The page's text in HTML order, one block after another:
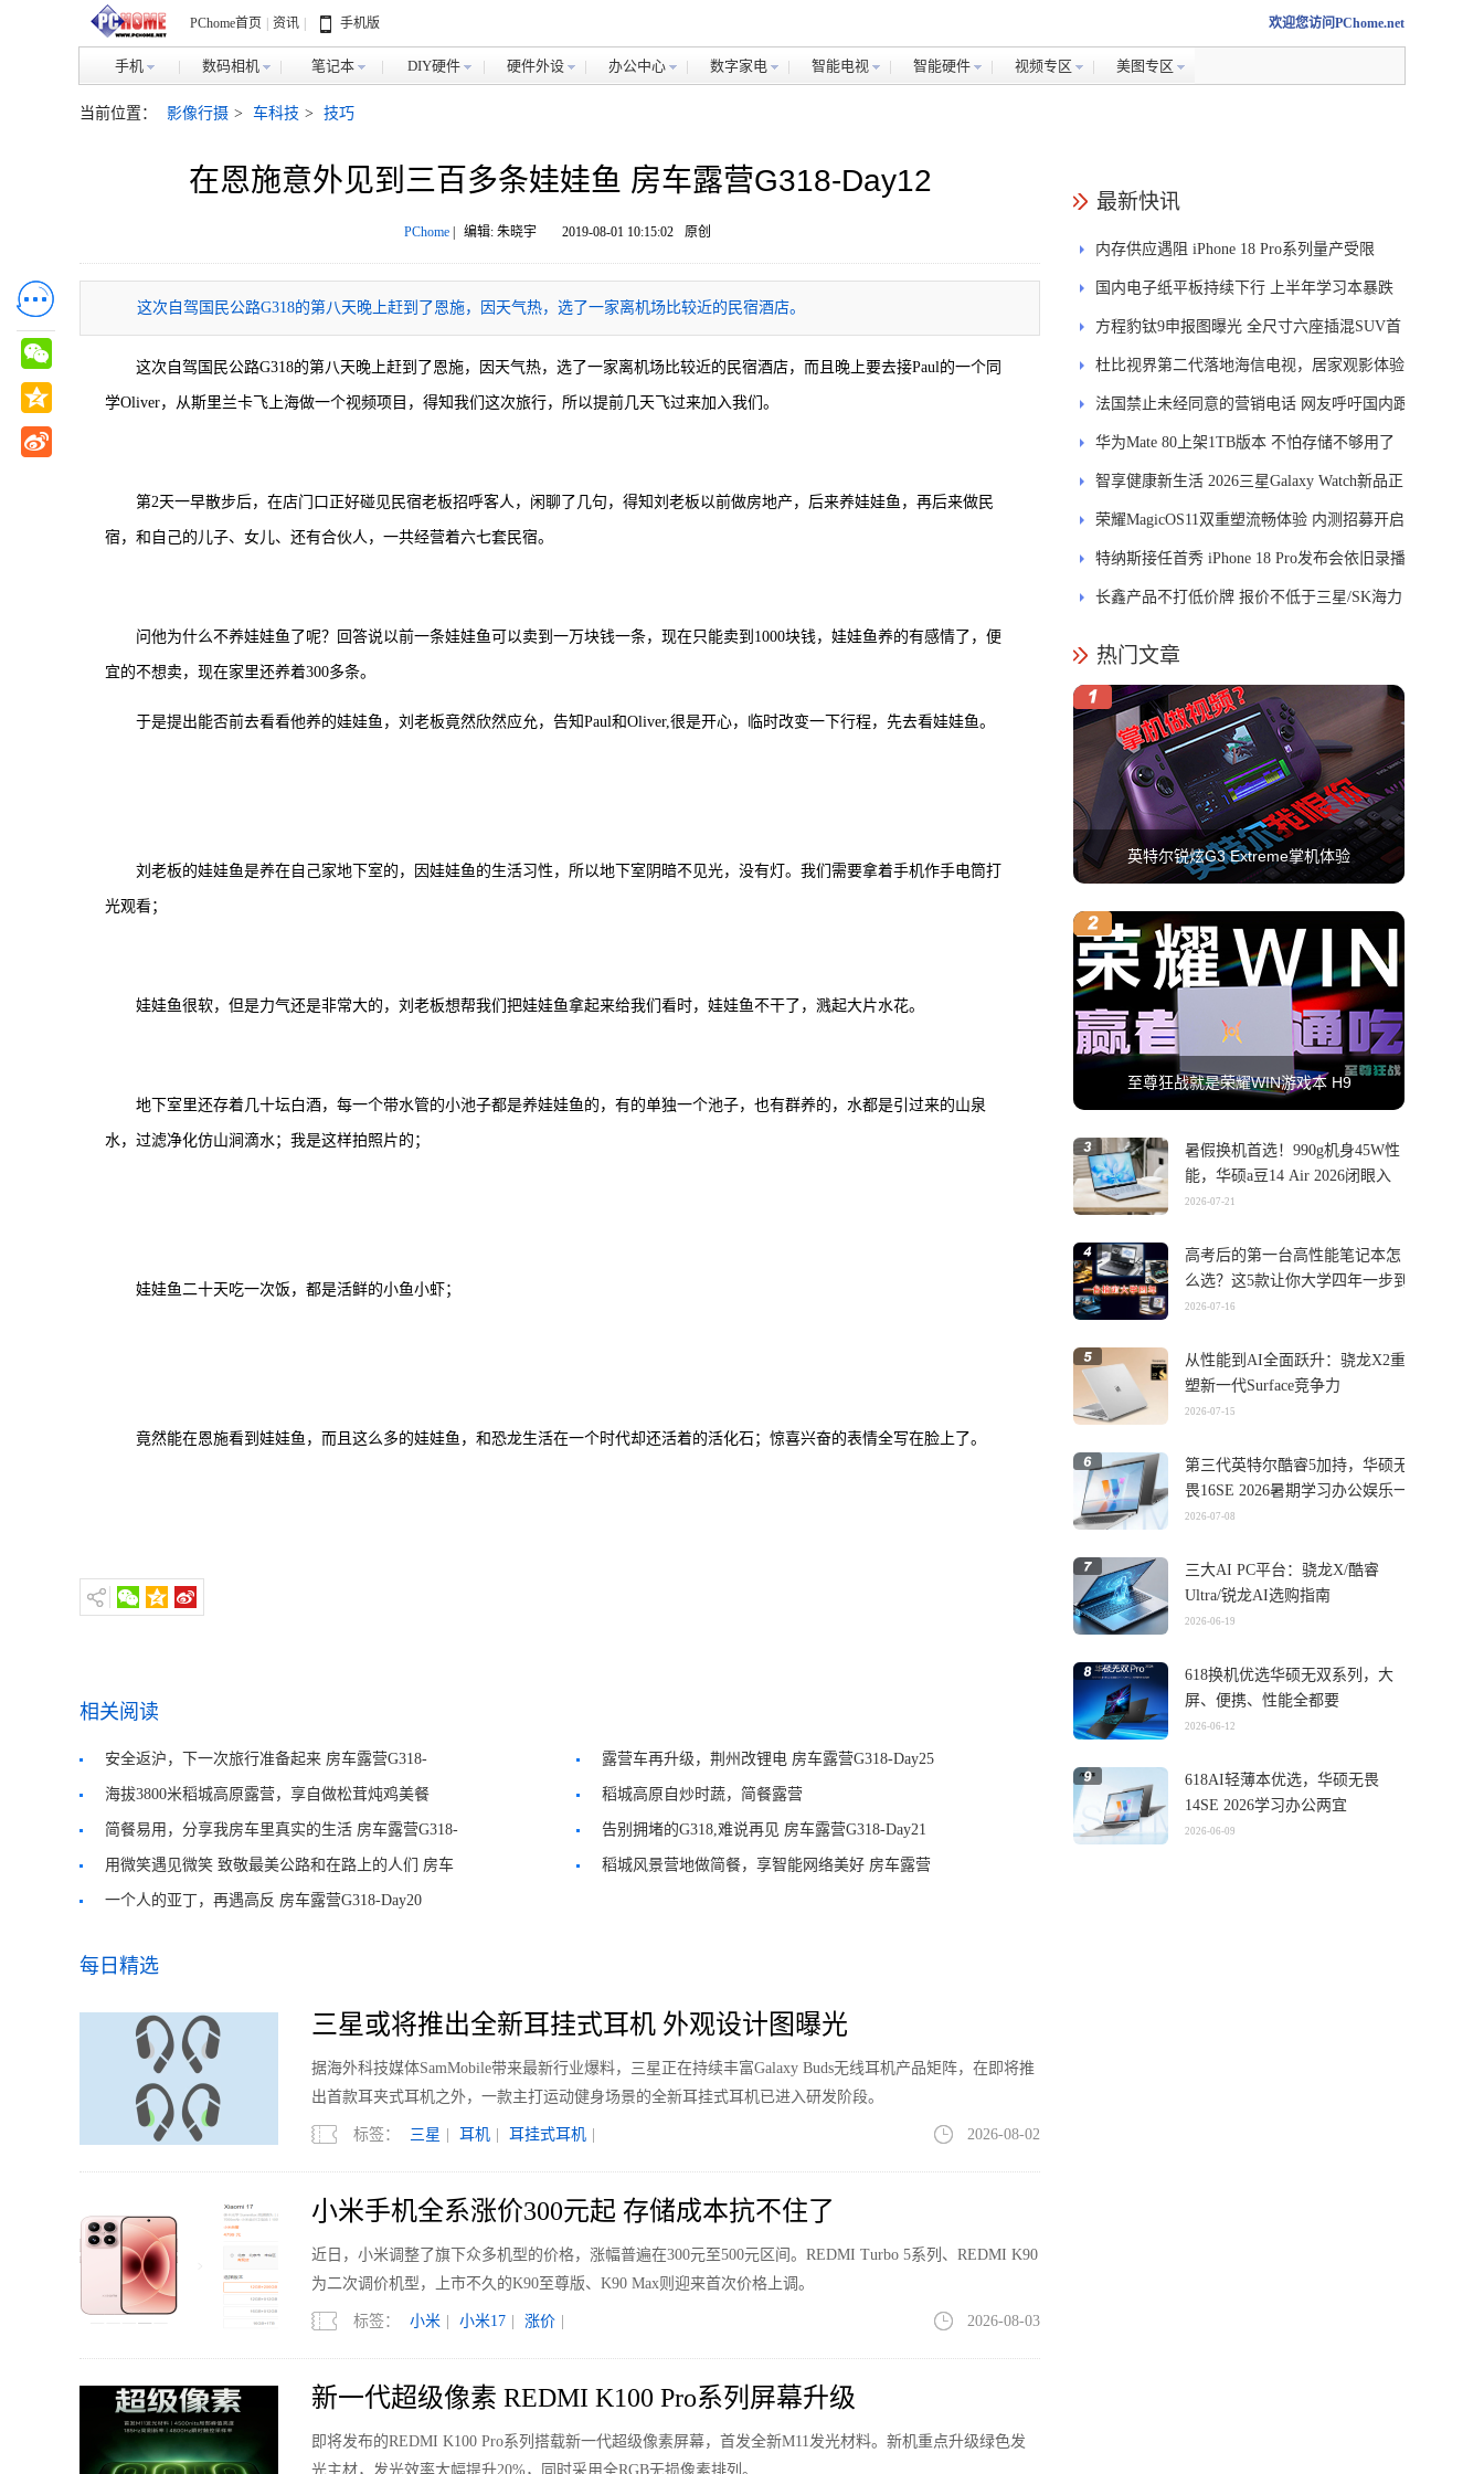
PChome首页 资讯 手机版 欢迎您访问PChome.net
手机 数码相机 笔记本 DIY硬件 硬件外设 办公中心 数字家电 智能电视 智能硬件 视频专区 美图专区
当前位置： 影像行摄 > 车科技 > 技巧
在恩施意外见到三百多条娃娃鱼 房车露营G318-Day12
PChome| 编辑: 朱晓宇 2019-08-01 10:15:02 原创
这次自驾国民公路G318的第八天晚上赶到了恩施，因天气热，选了一家离机场比较近的民宿酒店。
这次自驾国民公路G318的第八天晚上赶到了恩施，因天气热，选了一家离机场比较近的民宿酒店，而且晚上要去接Paul的一个同
学Oliver，从斯里兰卡飞上海做一个视频项目，得知我们这次旅行，所以提前几天飞过来加入我们。
第2天一早散步后，在店门口正好碰见民宿老板招呼客人，闲聊了几句，得知刘老板以前做房地产，后来养娃娃鱼，再后来做民
宿，和自己的儿子、女儿、还有合伙人，一共经营着六七套民宿。
问他为什么不养娃娃鱼了呢？回答说以前一条娃娃鱼可以卖到一万块钱一条，现在只能卖到1000块钱，娃娃鱼养的有感情了，便
宜的不想卖，现在家里还养着300多条。
于是提出能否前去看看他养的娃娃鱼，刘老板竟然欣然应允，告知Paul和Oliver,很是开心，临时改变一下行程，先去看娃娃鱼。
刘老板的娃娃鱼是养在自己家地下室的，因娃娃鱼的生活习性，所以地下室阴暗不见光，没有灯。我们需要拿着手机作手电筒打
光观看；
娃娃鱼很软，但是力气还是非常大的，刘老板想帮我们把娃娃鱼拿起来给我们看时，娃娃鱼不干了，溅起大片水花。
地下室里还存着几十坛白酒，每一个带水管的小池子都是养娃娃鱼的，有的单独一个池子，也有群养的，水都是引过来的山泉
水，过滤净化仿山涧滴水；我是这样拍照片的；
娃娃鱼二十天吃一次饭，都是活鲜的小鱼小虾；
竟然能在恩施看到娃娃鱼，而且这么多的娃娃鱼，和恐龙生活在一个时代却还活着的活化石；惊喜兴奋的表情全写在脸上了。
相关阅读
安全返沪，下一次旅行准备起来 房车露营G318-
Day26
露营车再升级，荆州改锂电 房车露营G318-Day25
海拔3800米稻城高原露营，享自做松茸炖鸡美餐 稻城高原自炒时蔬，简餐露营
简餐易用，分享我房车里真实的生活 房车露营G318-
Day22
告别拥堵的G318,难说再见 房车露营G318-Day21
用微笑遇见微笑 致敬最美公路和在路上的人们 房车
露营G318-Day21
稻城风景营地做简餐，享智能网络美好 房车露营
一个人的亚丁，再遇高反 房车露营G318-Day20
每日精选
三星或将推出全新耳挂式耳机 外观设计图曝光
据海外科技媒体SamMobile带来最新行业爆料，三星正在持续丰富Galaxy Buds无线耳机产品矩阵，在即将推
出首款耳夹式耳机之外，一款主打运动健身场景的全新耳挂式耳机已进入研发阶段。
标签： 三星 耳机 耳挂式耳机 2026-08-02
小米手机全系涨价300元起 存储成本抗不住了
近日，小米调整了旗下众多机型的价格，涨幅普遍在300元至500元区间。REDMI Turbo 5系列、REDMI K90
为二次调价机型，上市不久的K90至尊版、K90 Max则迎来首次价格上调。
标签： 小米 小米17 涨价 2026-08-03
新一代超级像素 REDMI K100 Pro系列屏幕升级
即将发布的REDMI K100 Pro系列搭载新一代超级像素屏幕，首发全新M11发光材料。新机重点升级绿色发
光主材，发光效率大幅提升20%，同时采用全RGB无损像素排列。
最新快讯
内存供应遇阻 iPhone 18 Pro系列量产受限
国内电子纸平板持续下行 上半年学习本暴跌
84.6%
方程豹钛9申报图曝光 全尺寸六座插混SUV首
发DMS
杜比视界第二代落地海信电视，居家观影体验
能迎来哪些升级？
法国禁止未经同意的营销电话 网友呼吁国内跟
进
华为Mate 80上架1TB版本 不怕存储不够用了
智享健康新生活 2026三星Galaxy Watch新品正
式开售
荣耀MagicOS11双重塑流畅体验 内测招募开启
特纳斯接任首秀 iPhone 18 Pro发布会依旧录播
长鑫产品不打低价牌 报价不低于三星/SK海力
热门文章
英特尔锐炫G3 Extreme掌机体验
至尊狂战就是荣耀WIN游戏本 H9
暑假换机首选！990g机身45W性
能，华硕a豆14 Air 2026闭眼入
2026-07-21
高考后的第一台高性能笔记本怎
么选？这5款让你大学四年一步到
位
2026-07-16
从性能到AI全面跃升：骁龙X2重
塑新一代Surface竞争力
2026-07-15
第三代英特尔酷睿5加持，华硕无
畏16SE 2026暑期学习办公娱乐一
机搞定
2026-07-08
三大AI PC平台：骁龙X/酷睿
Ultra/锐龙AI选购指南
2026-06-19
618换机优选华硕无双系列，大
屏、便携、性能全都要
2026-06-12
618AI轻薄本优选，华硕无畏
14SE 2026学习办公两宜
2026-06-09